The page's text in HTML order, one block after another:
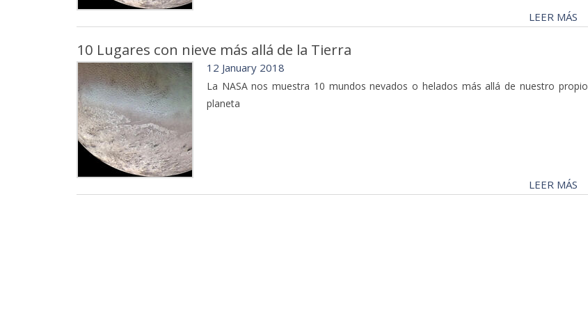
LEER MÁS
10 Lugares con nieve más allá de la Tierra
12 January 2018
La NASA nos muestra 10 mundos nevados o helados más allá de nuestro propio
planeta
LEER MÁS